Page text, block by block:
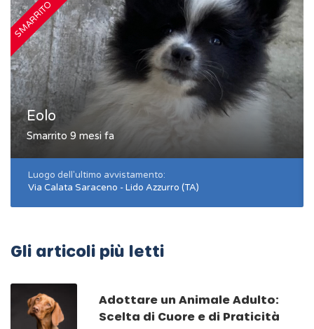
SMARRITO
Eolo
Smarrito 9 mesi fa
Luogo dell'ultimo avvistamento:
Via Calata Saraceno - Lido Azzurro (TA)
Gli articoli più letti
Adottare un Animale Adulto:
Scelta di Cuore e di Praticità